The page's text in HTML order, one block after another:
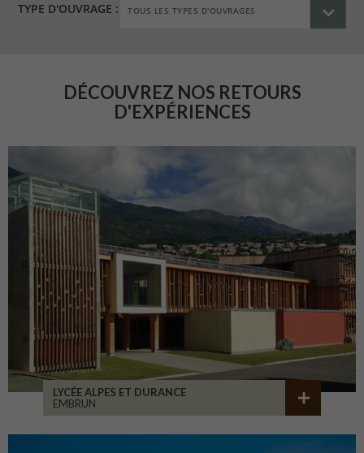
TYPE D'OUVRAGE :
DÉCOUVREZ NOS RETOURS
D'EXPÉRIENCES
LYCÉE ALPES ET DURANCE
EMBRUN